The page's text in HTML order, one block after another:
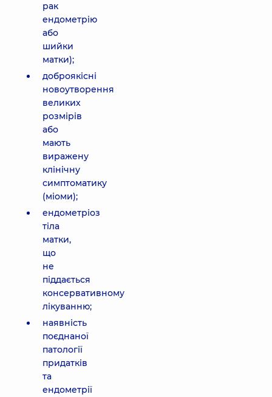
рак
ендометрію
або
шийки
матки);
доброякісні
новоутворення
великих
розмірів
або
мають
виражену
клінічну
симптоматику
(міоми);
ендометріоз
тіла
матки,
що
не
піддається
консервативному
лікуванню;
наявність
поєднаної
патології
придатків
та
ендометрії